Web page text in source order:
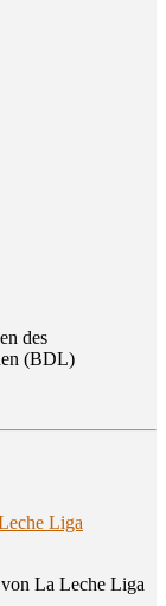
des
(BDL)
La Leche Liga